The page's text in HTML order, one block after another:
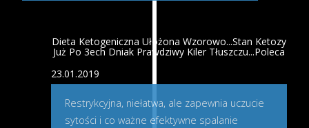
Dieta Ketogeniczna Ułożona Wzorowo...Stan Ketozy
Już Po 3ech Dniak Prawdziwy Kiler Tłuszczu...Poleca
23.01.2019
Restrykcyjna, niełatwa, ale zapewnia uczucie
sytości i co ważne efektywne spalanie